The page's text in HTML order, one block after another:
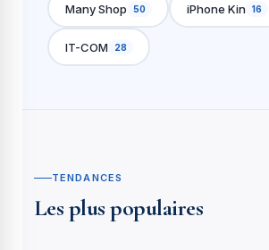
Many Shop 50 iPhone Kin 16
IT-COM 28
TENDANCES
Les plus populaires